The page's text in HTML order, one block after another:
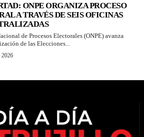
ONPE ORGANIZA PROCESO
A TRAVÉS DE SEIS OFICINAS
de Procesos Electorales (ONPE) avanza
de las Elecciones...
2026